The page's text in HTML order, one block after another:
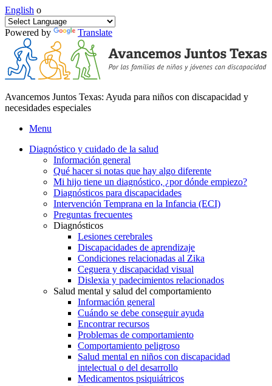
English o
Powered by Translate
Avancemos Juntos Texas: Ayuda para niños con discapacidad y
necesidades especiales
Menu
Diagnóstico y cuidado de la salud
Información general
Qué hacer si notas que hay algo diferente
Mi hijo tiene un diagnóstico, ¿por dónde empiezo?
Diagnósticos para discapacidades
Intervención Temprana en la Infancia (ECI)
Preguntas frecuentes
Diagnósticos
Lesiones cerebrales
Discapacidades de aprendizaje
Condiciones relacionadas al Zika
Ceguera y discapacidad visual
Dislexia y padecimientos relacionados
Salud mental y salud del comportamiento
Información general
Cuándo se debe conseguir ayuda
Encontrar recursos
Problemas de comportamiento
Comportamiento peligroso
Salud mental en niños con discapacidad
intelectual o del desarrollo
Medicamentos psiquiátricos